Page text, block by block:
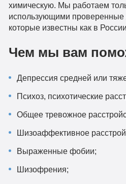
химическую. Мы работаем
использующими проверенные
которые известны как в
Чем мы вам
Депрессия средней или
Психоз, психотические
Общее тревожное
Шизоаффективное
Выраженные фобии;
Шизофрения;